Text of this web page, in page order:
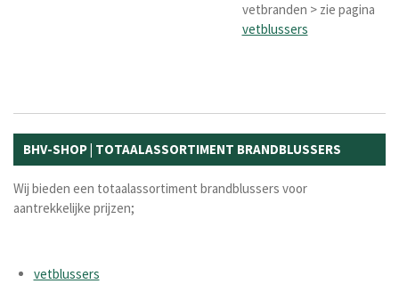
vetbranden > zie pagina
vetblussers
BHV-SHOP | TOTAALASSORTIMENT BRANDBLUSSERS
Wij bieden een totaalassortiment brandblussers voor
aantrekkelijke prijzen;
vetblussers